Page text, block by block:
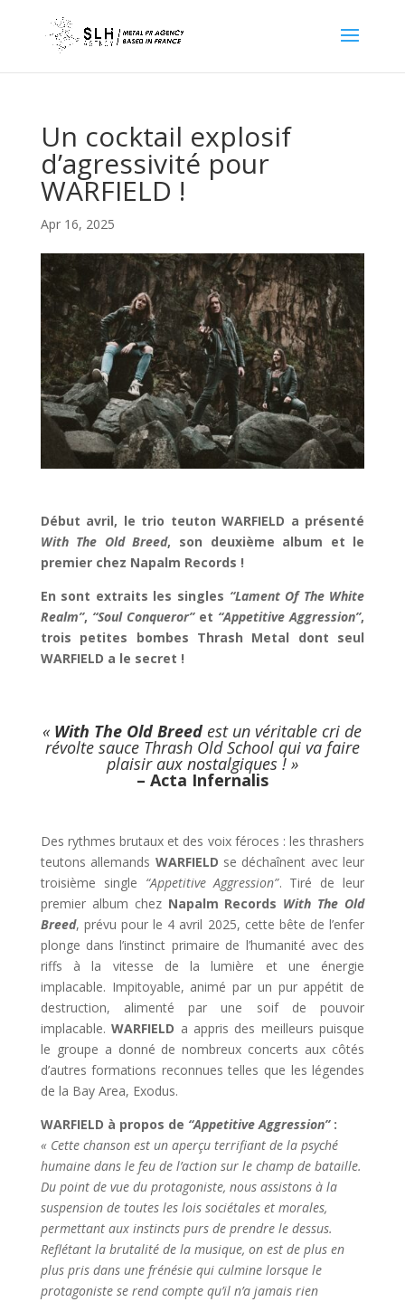
Un cocktail explosif
d’agressivité pour
WARFIELD !
Apr 16, 2025
Début avril, le trio teuton WARFIELD a présenté
With The Old Breed, son deuxième album et le
premier chez Napalm Records !
En sont extraits les singles “Lament Of The White
Realm”, “Soul Conqueror”et “Appetitive Aggression”,
trois petites bombes Thrash Metal dont seul
WARFIELD a le secret !
« With The Old Breed est un véritable cri de
révolte sauce Thrash Old School qui va faire
plaisir aux nostalgiques ! »
– Acta Infernalis
Des rythmes brutaux et des voix féroces : les thrashers
teutons allemands WARFIELD se déchaînent avec leur
troisième single “Appetitive Aggression”. Tiré de leur
premier album chez Napalm Records With The Old
Breed, prévu pour le 4 avril 2025, cette bête de l’enfer
plonge dans l’instinct primaire de l’humanité avec des
riffs à la vitesse de la lumière et une énergie
implacable. Impitoyable, animé par un pur appétit de
destruction, alimenté par une soif de pouvoir
implacable.WARFIELD a appris des meilleurs puisque
le groupe a donné de nombreux concerts aux côtés
d’autres formations reconnues telles que les légendes
de la Bay Area, Exodus.
WARFIELD à propos de “Appetitive Aggression”:
« Cette chanson est un aperçu terrifiant de la psyché
humaine dans le feu de l’action sur le champ de bataille.
Du point de vue du protagoniste, nous assistons à la
suspension de toutes les lois sociétales et morales,
permettant aux instincts purs de prendre le dessus.
Reflétant la brutalité de la musique, on est de plus en
plus pris dans une frénésie qui culmine lorsque le
protagoniste se rend compte qu’il n’a jamais rien